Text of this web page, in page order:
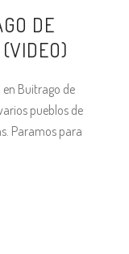
DE
Buitrago de
pueblos de
Paramos para